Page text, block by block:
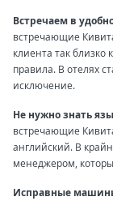
Встречаем в
встречающие
клиента так близко
правила. В отелях
исключение.
Не нужно знать
встречающие
английский. В
менеджером,
Исправные